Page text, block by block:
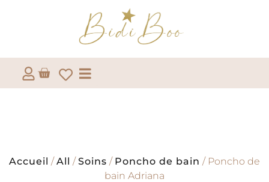
Accueil /All /Soins / Poncho de bain / Poncho de
bain Adriana